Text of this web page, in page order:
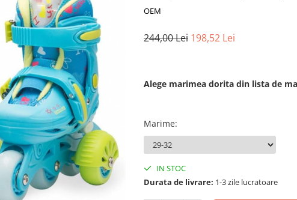
OEM
244,00 Lei 198,52 Lei
Alege marimea dorita din lista de
Marime:
IN STOC
Durata de livrare: 1-3 zile lucratoare